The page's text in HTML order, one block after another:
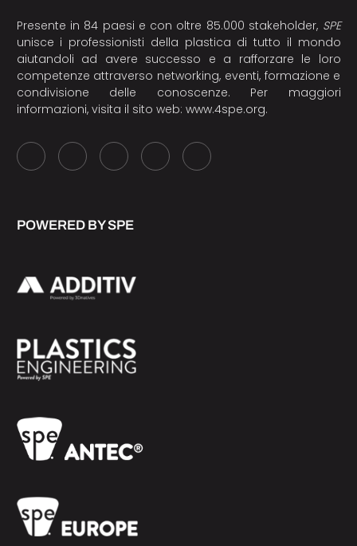
Presente in 84 paesi e con oltre 85.000 stakeholder, SPE
unisce i professionisti della plastica di tutto il mondo
aiutandoli ad avere successo e a rafforzare le loro
competenze attraverso networking, eventi, formazione e
condivisione delle conoscenze. Per maggiori
informazioni, visita il sito web: www.4spe.org.
POWERED BY SPE